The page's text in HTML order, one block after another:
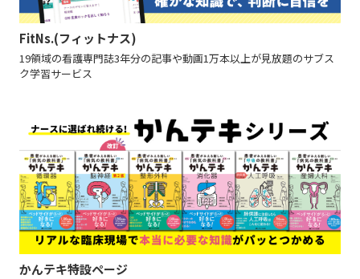
FitNs.(フィットナス)
19領域の看護専門誌3年分の記事や動画1万本以上が見放題のサブス
ク学習サービス
かんテキ特設ページ